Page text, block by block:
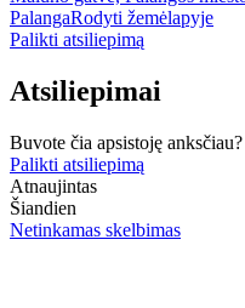
PalangaRodyti žemėlapyje
Palikti atsiliepimą
Atsiliepimai
Buvote čia apsistoję
Palikti atsiliepimą
Atnaujintas
Šiandien
Netinkamas skelbimas